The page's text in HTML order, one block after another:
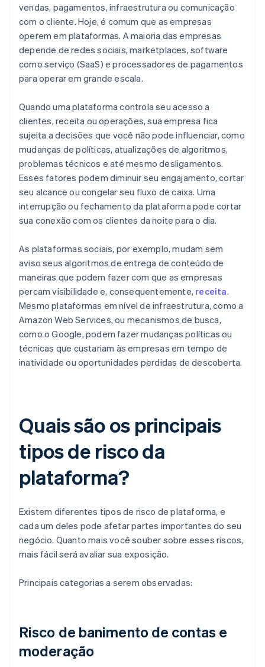
vendas, pagamentos, infraestrutura ou comunicação
com o cliente. Hoje, é comum que as empresas
operem em plataformas. A maioria das empresas
depende de redes sociais, marketplaces, software
como serviço (SaaS) e processadores de pagamentos
para operar em grande escala.
Quando uma plataforma controla seu acesso a
clientes, receita ou operações, sua empresa fica
sujeita a decisões que você não pode influenciar, como
mudanças de políticas, atualizações de algoritmos,
problemas técnicos e até mesmo desligamentos.
Esses fatores podem diminuir seu engajamento, cortar
seu alcance ou congelar seu fluxo de caixa. Uma
interrupção ou fechamento da plataforma pode cortar
sua conexão com os clientes da noite para o dia.
As plataformas sociais, por exemplo, mudam sem
aviso seus algoritmos de entrega de conteúdo de
maneiras que podem fazer com que as empresas
percam visibilidade e, consequentemente, receita.
Mesmo plataformas em nível de infraestrutura, como a
Amazon Web Services, ou mecanismos de busca,
como o Google, podem fazer mudanças políticas ou
técnicas que custariam às empresas em tempo de
inatividade ou oportunidades perdidas de descoberta.
Quais são os principais
tipos de risco da
plataforma?
Existem diferentes tipos de risco de plataforma, e
cada um deles pode afetar partes importantes do seu
negócio. Quanto mais você souber sobre esses riscos,
mais fácil será avaliar sua exposição.
Principais categorias a serem observadas:
Risco de banimento de contas e
moderação